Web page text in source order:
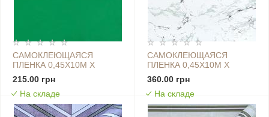
САМОКЛЕЮЩАЯСЯ
ПЛЕНКА 0,45Х10М Х
0,07ММ ЗЕЛЕНАЯ SW-
00000826
215.00 грн
На складе
САМОКЛЕЮЩАЯСЯ
ПЛЕНКА 0,45Х10М Х
0,07ММ ЗЕЛЕНО-
КРАСНЫЙ МРАМОР SW-
00001272
360.00 грн
На складе